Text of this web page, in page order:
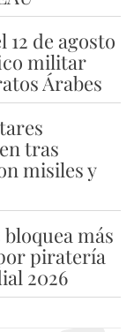
12 de agosto
militar
Árabes
tras
misiles y
más
piratería
2026